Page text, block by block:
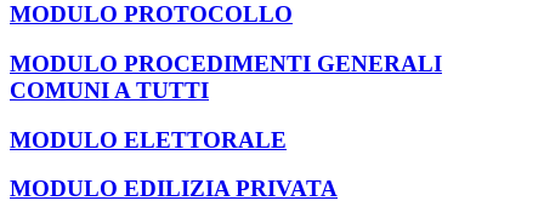
MODULO PROTOCOLLO
MODULO PROCEDIMENTI GENERALI
COMUNI A TUTTI
MODULO ELETTORALE
MODULO EDILIZIA PRIVATA